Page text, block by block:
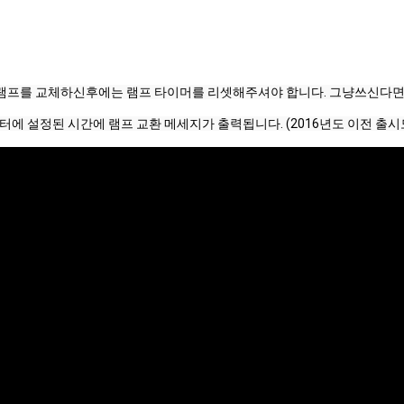
프를 교체하신후에는 램프 타이머를 리셋해주셔야 합니다. 그냥쓰신다
에 설정된 시간에 램프 교환 메세지가 출력됩니다. (2016년도 이전 출시